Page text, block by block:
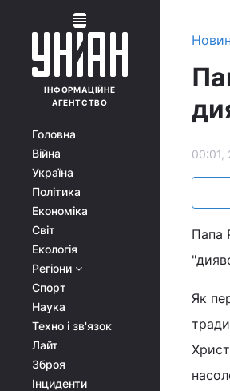
ІНФОРМАЦІЙНЕ
АГЕНТСТВО
Головна
Війна
Україна
Політика
Економіка
Світ
Екологія
Регіони
Спорт
Наука
Техно і зв'язок
Лайт
Зброя
Інциденти
00:01,
Папа
Як